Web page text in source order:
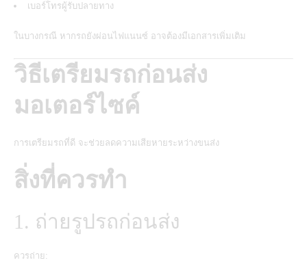
เบอร์โทรผู้รับปลายทาง
ในบางกรณี หากรถยังผ่อนไฟแนนซ์ อาจต้องมีเอกสารเพิ่มเติม
วิธีเตรียมรถก่อนส่ง
มอเตอร์ไซค์
การเตรียมรถที่ดี จะช่วยลดความเสียหายระหว่างขนส่ง
สิ่งที่ควรทำ
1. ถ่ายรูปรถก่อนส่ง
ควรถ่าย: